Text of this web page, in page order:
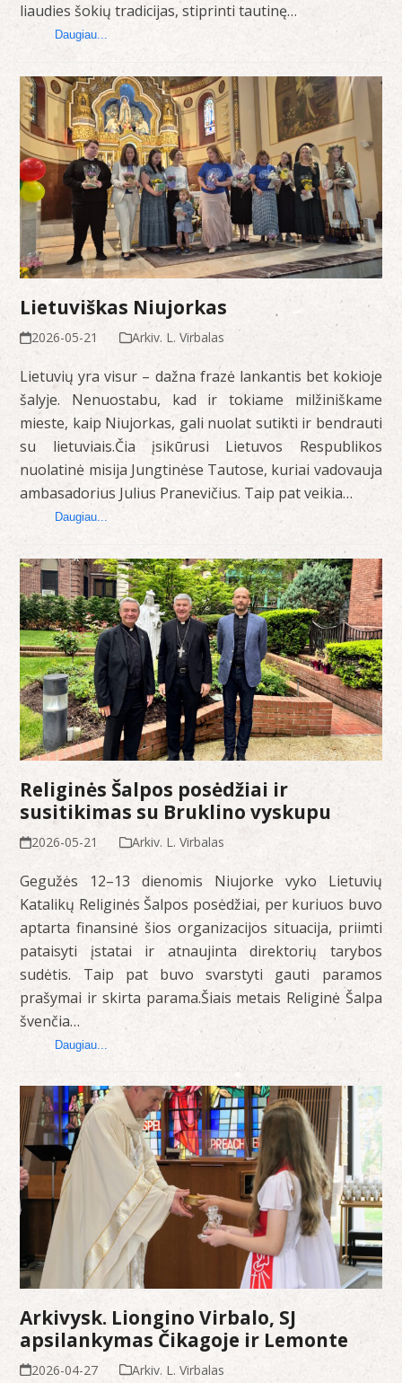
liaudies šokių tradicijas, stiprinti tautinę…
Daugiau...
Lietuviškas Niujorkas
2026-05-21 Arkiv. L. Virbalas
Lietuvių yra visur – dažna frazė lankantis bet kokioje
šalyje. Nenuostabu, kad ir tokiame milžiniškame
mieste, kaip Niujorkas, gali nuolat sutikti ir bendrauti
su lietuviais.Čia įsikūrusi Lietuvos Respublikos
nuolatinė misija Jungtinėse Tautose, kuriai vadovauja
ambasadorius Julius Pranevičius. Taip pat veikia…
Daugiau...
Religinės Šalpos posėdžiai ir
susitikimas su Bruklino vyskupu
2026-05-21 Arkiv. L. Virbalas
Gegužės 12–13 dienomis Niujorke vyko Lietuvių
Katalikų Religinės Šalpos posėdžiai, per kuriuos buvo
aptarta finansinė šios organizacijos situacija, priimti
pataisyti įstatai ir atnaujinta direktorių tarybos
sudėtis. Taip pat buvo svarstyti gauti paramos
prašymai ir skirta parama.Šiais metais Religinė Šalpa
švenčia…
Daugiau...
Arkivysk. Liongino Virbalo, SJ
apsilankymas Čikagoje ir Lemonte
2026-04-27 Arkiv. L. Virbalas